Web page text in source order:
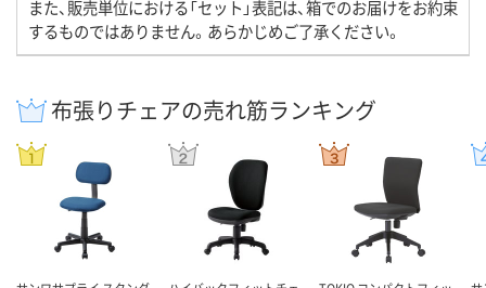
また、販売単位における「セット」表記は、箱でのお届けをお約束
するものではありません。あらかじめご了承ください。
布張りチェアの売れ筋ランキング